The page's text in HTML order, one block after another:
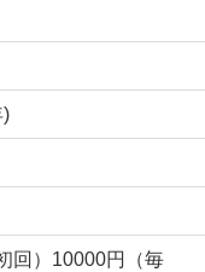
回）10000円（毎